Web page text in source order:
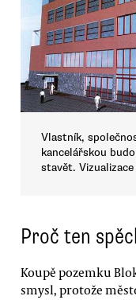
Vlastník,
kancelářskou
stavět. Vizualizace
Proč ten
Koupě pozemku
smysl, protože